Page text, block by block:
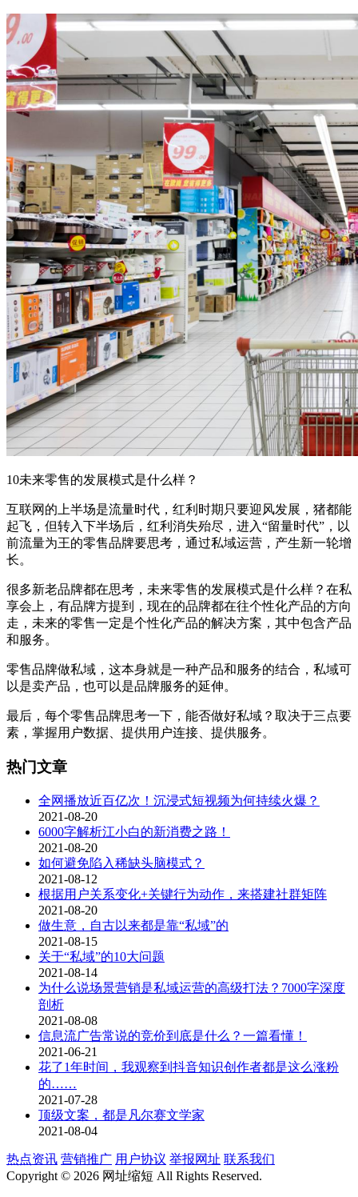
10未来零售的发展模式是什么样？
互联网的上半场是流量时代，红利时期只要迎风发展，猪都能
起飞，但转入下半场后，红利消失殆尽，进入“留量时代”，以
前流量为王的零售品牌要思考，通过私域运营，产生新一轮增
长。
很多新老品牌都在思考，未来零售的发展模式是什么样？在私
享会上，有品牌方提到，现在的品牌都在往个性化产品的方向
走，未来的零售一定是个性化产品的解决方案，其中包含产品
和服务。
零售品牌做私域，这本身就是一种产品和服务的结合，私域可
以是卖产品，也可以是品牌服务的延伸。
最后，每个零售品牌思考一下，能否做好私域？取决于三点要
素，掌握用户数据、提供用户连接、提供服务。
热门文章
全网播放近百亿次！沉浸式短视频为何持续火爆？
2021-08-20
6000字解析江小白的新消费之路！
2021-08-20
如何避免陷入稀缺头脑模式？
2021-08-12
根据用户关系变化+关键行为动作，来搭建社群矩阵
2021-08-20
做生意，自古以来都是靠“私域”的
2021-08-15
关于“私域”的10大问题
2021-08-14
为什么说场景营销是私域运营的高级打法？7000字深度
剖析
2021-08-08
信息流广告常说的竞价到底是什么？一篇看懂！
2021-06-21
花了1年时间，我观察到抖音知识创作者都是这么涨粉
的……
2021-07-28
顶级文案，都是凡尔赛文学家
2021-08-04
热点资讯 营销推广 用户协议 举报网址 联系我们
Copyright © 2026 网址缩短 All Rights Reserved.